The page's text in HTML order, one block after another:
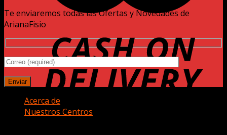
Te enviaremos todas las Ofertas y Novedades de
ArianaFisio
Acerca de
Nuestros Centros